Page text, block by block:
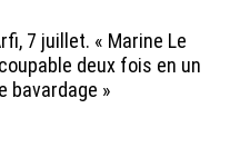
7 juillet. « Marine Le
deux fois en un
bavardage »